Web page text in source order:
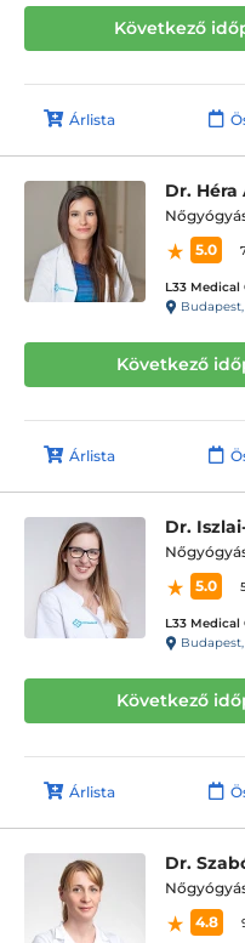
Következő
Árlista
Dr. Héra
5.0
L33 Medical
Következő
Árlista
Dr.
5.0
L33 Medical
Következő
Árlista
Dr.
4.8